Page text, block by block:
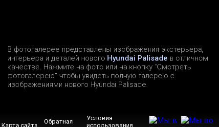
В фотогалерее представлены изображения экстерьера,
интерьера и деталей нового Hyundai Palisade в отличном
качестве. Нажмите на фото или на кнопку "Смотреть
фотогалерею" чтобы увидеть полную галерею с
изображениями нового Hyundai Palisade.
Карта сайта
Обратная
Условия
использования